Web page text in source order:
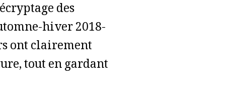
des
hiver 2018-
ont clairement
tout en gardant